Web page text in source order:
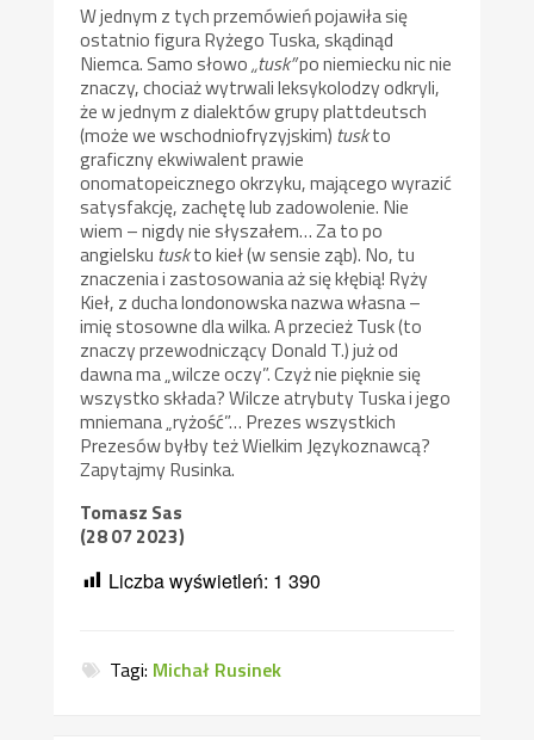
W jednym z tych przemówień pojawiła się
ostatnio figura Ryżego Tuska, skądinąd
Niemca. Samo słowo„tusk”po niemiecku nic nie
znaczy, chociaż wytrwali leksykolodzy odkryli,
że w jednym z dialektów grupy plattdeutsch
(może we wschodniofryzyjskim) tuskto
graficzny ekwiwalent prawie
onomatopeicznego okrzyku, mającego wyrazić
satysfakcję, zachętę lub zadowolenie. Nie
wiem – nigdy nie słyszałem… Za to po
angielsku tuskto kieł (w sensie ząb). No, tu
znaczenia i zastosowania aż się kłębią! Ryży
Kieł, z ducha londonowska nazwa własna –
imię stosowne dla wilka. A przecież Tusk (to
znaczy przewodniczący Donald T.) już od
dawna ma „wilcze oczy”. Czyż nie pięknie się
wszystko składa? Wilcze atrybuty Tuska i jego
mniemana „ryżość”… Prezes wszystkich
Prezesów byłby też Wielkim Językoznawcą?
Zapytajmy Rusinka.
Tomasz Sas
(28 07 2023)
Liczba wyświetleń: 1 390
Tagi: Michał Rusinek